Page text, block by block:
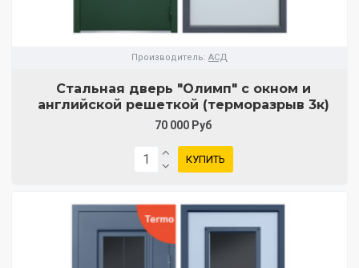
Производитель: АСД
Стальная дверь "Олимп" с окном и
английской решеткой (терморазрыв 3к)
70 000 Руб
КУПИТЬ